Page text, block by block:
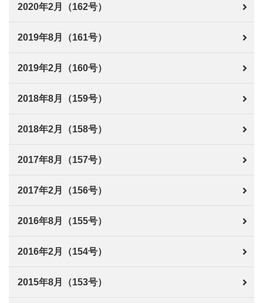
2020年2月（162号）
2019年8月（161号）
2019年2月（160号）
2018年8月（159号）
2018年2月（158号）
2017年8月（157号）
2017年2月（156号）
2016年8月（155号）
2016年2月（154号）
2015年8月（153号）